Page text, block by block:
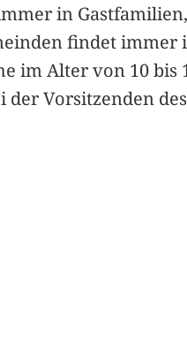
in
findet
im Alter von 10 bis
der Vorsitzenden